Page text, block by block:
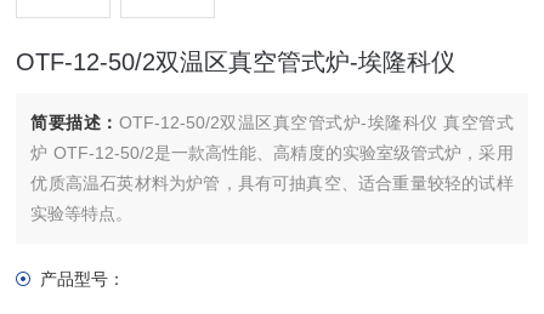
OTF-12-50/2双温区真空管式炉-埃隆科仪
简要描述： OTF-12-50/2双温区真空管式炉-埃隆科仪 真空管式
炉 OTF-12-50/2是一款高性能、高精度的实验室级管式炉，采用
优质高温石英材料为炉管，具有可抽真空、适合重量较轻的试样
实验等特点。
产品型号：